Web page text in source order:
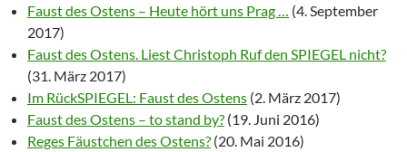
Faust des Ostens – Heute hört uns Prag … (4. September
2017)
Faust des Ostens. Liest Christoph Ruf den SPIEGEL nicht?
(31. März 2017)
Im RückSPIEGEL: Faust des Ostens (2. März 2017)
Faust des Ostens – to stand by? (19. Juni 2016)
Reges Fäustchen des Ostens? (20. Mai 2016)